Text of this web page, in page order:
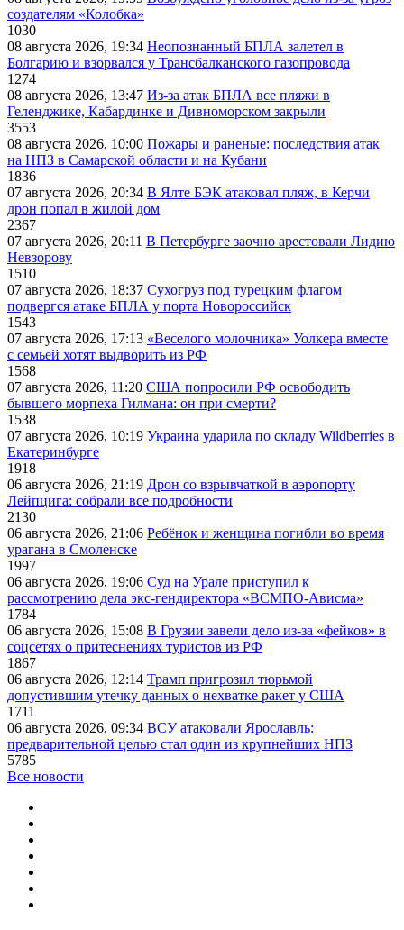
создателям «Колобка»
1030
08 августа 2026, 19:34 Неопознанный БПЛА залетел в
Болгарию и взорвался у Трансбалканского газопровода
1274
08 августа 2026, 13:47 Из-за атак БПЛА все пляжи в
Геленджике, Кабардинке и Дивноморском закрыли
3553
08 августа 2026, 10:00 Пожары и раненые: последствия атак
на НПЗ в Самарской области и на Кубани
1836
07 августа 2026, 20:34 В Ялте БЭК атаковал пляж, в Керчи
дрон попал в жилой дом
2367
07 августа 2026, 20:11 В Петербурге заочно арестовали Лидию
Невзорову
1510
07 августа 2026, 18:37 Сухогруз под турецким флагом
подвергся атаке БПЛА у порта Новороссийск
1543
07 августа 2026, 17:13 «Веселого молочника» Уолкера вместе
с семьей хотят выдворить из РФ
1568
07 августа 2026, 11:20 США попросили РФ освободить
бывшего морпеха Гилмана: он при смерти?
1538
07 августа 2026, 10:19 Украина ударила по складу Wildberries в
Екатеринбурге
1918
06 августа 2026, 21:19 Дрон со взрывчаткой в аэропорту
Лейпцига: собрали все подробности
2130
06 августа 2026, 21:06 Ребёнок и женщина погибли во время
урагана в Смоленске
1997
06 августа 2026, 19:06 Суд на Урале приступил к
рассмотрению дела экс-гендиректора «ВСМПО-Ависма»
1784
06 августа 2026, 15:08 В Грузии завели дело из-за «фейков» в
соцсетях о притеснениях туристов из РФ
1867
06 августа 2026, 12:14 Трамп пригрозил тюрьмой
допустившим утечку данных о нехватке ракет у США
1711
06 августа 2026, 09:34 ВСУ атаковали Ярославль:
предварительной целью стал один из крупнейших НПЗ
5785
Все новости